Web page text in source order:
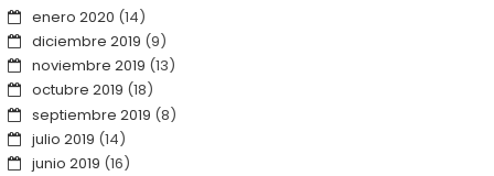
enero 2020 (14)
diciembre 2019 (9)
noviembre 2019 (13)
octubre 2019 (18)
septiembre 2019 (8)
julio 2019 (14)
junio 2019 (16)